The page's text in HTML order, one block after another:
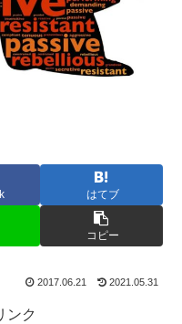
はてブ
コピー
2017.06.21 2021.05.31
ンク